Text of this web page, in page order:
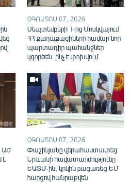
կայքերըՕԳՈՍՏՈՍ 07, 2026
Սեպտեմբերի 1-ից Մոսկվայում
ՀՀ քաղաքացիների համար նոր
պարտադիր պահանջներ
կգործեն. ինչ է փոխվում
ԱԺ
է
ՕԳՈՍՏՈՍ 07, 2026
Փաշինյանը վերահաստատեց
Երևանի հավատարմությունը
ԵԱՏՄ-ին, կրկին բացառեց ԵՄ
հարցով հանրաքվեն